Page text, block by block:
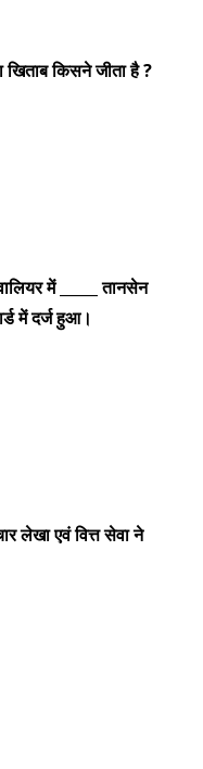
किसने जीता है ?
में _____ तानसेन
में दर्ज हुआ।
लेखा एवं वित्त सेवा ने